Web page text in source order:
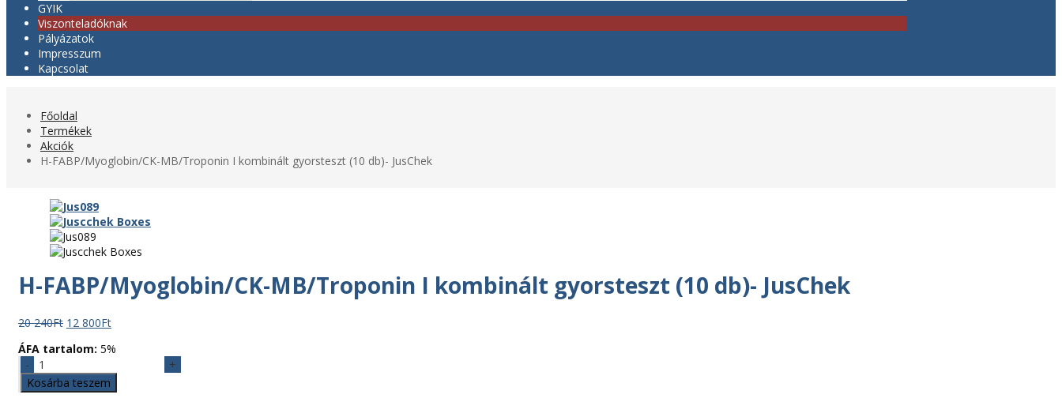
GYIK
Viszonteladóknak
Pályázatok
Impresszum
Kapcsolat
Főoldal
Termékek
Akciók
H-FABP/Myoglobin/CK-MB/Troponin I kombinált gyorsteszt (10 db)- JusChek
H-FABP/Myoglobin/CK-MB/Troponin I kombinált gyorsteszt (10 db)- JusChek
20 240Ft Original
was:
240Ft.
12 800FtCurrent
is:
ÁFA tartalom: 5%
H-
FABP/Myoglobin/CK-
MB/Troponin
Kosárba teszem